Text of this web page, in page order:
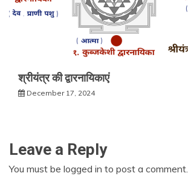
श्रीयंत्र की द्वारनायिकाएं
December 17, 2024
Leave a Reply
You must be logged in to post a comment.